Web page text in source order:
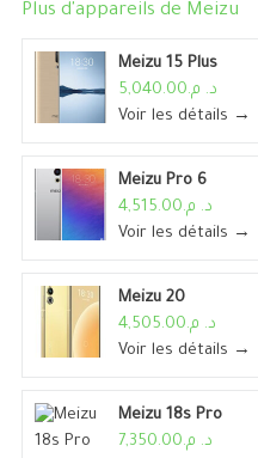
Plus d'appareils de Meizu
Meizu 15 Plus
د. م.5,040.00
Voir les détails →
Meizu Pro 6
د. م.4,515.00
Voir les détails →
Meizu 20
د. م.4,505.00
Voir les détails →
Meizu 18s Pro
د. م.7,350.00